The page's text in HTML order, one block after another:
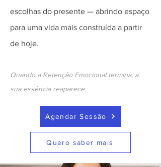
escolhas do presente — abrindo espaço
para uma vida mais construída a partir
de hoje.
Quando a Retenção Emocional termina, a
sua essência reaparece.
Agendar Sessão
Quero saber mais